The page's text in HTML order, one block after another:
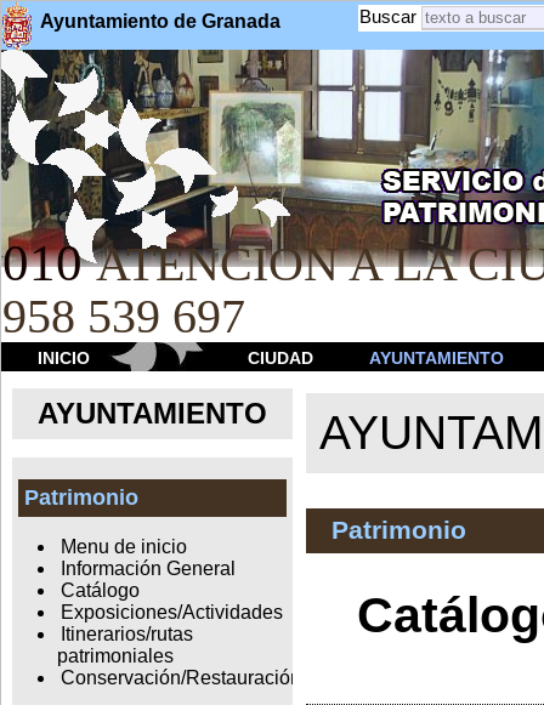
Ayuntamiento de Granada Buscar
010 ATENCION A LA
958 539 697
INICIO CIUDAD AYUNTAMIENTO
AYUNTAMIENTO
Patrimonio
Menu de inicio
Información General
Catálogo
Exposiciones/Actividades
Itinerarios/rutas
patrimoniales
Conservación/Restauración
Patrimonio